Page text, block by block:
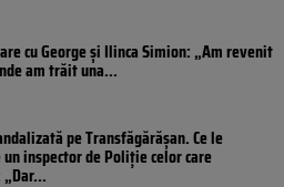
cu George și Ilinca Simion: „Am revenit
am trăit una...
pe Transfăgărășan. Ce le
inspector de Poliție celor care